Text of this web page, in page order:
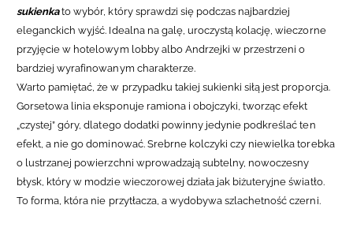
sukienkato wybór, który sprawdzi się podczas najbardziej
eleganckich wyjść. Idealna na galę, uroczystą kolację, wieczorne
przyjęcie w hotelowym lobby albo Andrzejki w przestrzeni o
bardziej wyrafinowanym charakterze.
Warto pamiętać, że w przypadku takiej sukienki siłą jest proporcja.
Gorsetowa linia eksponuje ramiona i obojczyki, tworząc efekt
„czystej” góry, dlatego dodatki powinny jedynie podkreślać ten
efekt, a nie go dominować. Srebrne kolczyki czy niewielka torebka
o lustrzanej powierzchni wprowadzają subtelny, nowoczesny
błysk, który w modzie wieczorowej działa jak biżuteryjne światło.
To forma, która nie przytłacza, a wydobywa szlachetność czerni.